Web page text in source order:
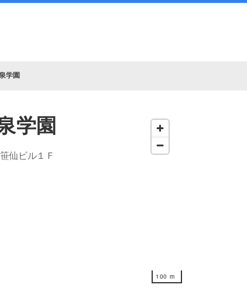
学園
学園
仙ビル１Ｆ
100 m
100 m